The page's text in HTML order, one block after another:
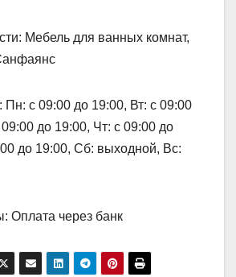
Мебель для ванных комнат,
с 09:00 до 19:00, Вт: с 09:00
до 19:00, Чт: с 09:00 до
до 19:00, Сб: выходной, Вс:
Оплата через банк